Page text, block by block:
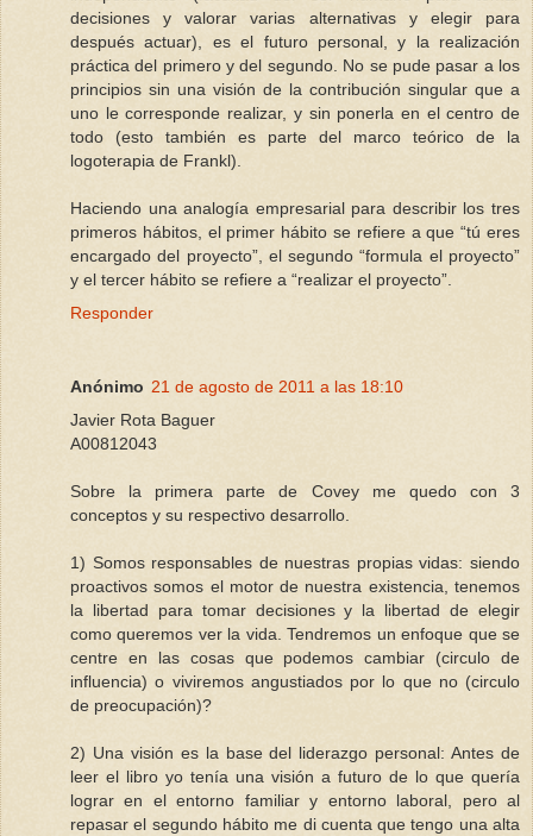
decisiones y valorar varias alternativas y elegir para
después actuar), es el futuro personal, y la realización
práctica del primero y del segundo. No se pude pasar a los
principios sin una visión de la contribución singular que a
uno le corresponde realizar, y sin ponerla en el centro de
todo (esto también es parte del marco teórico de la
logoterapia de Frankl).
Haciendo una analogía empresarial para describir los tres
primeros hábitos, el primer hábito se refiere a que “tú eres
encargado del proyecto”, el segundo “formula el proyecto”
y el tercer hábito se refiere a “realizar el proyecto”.
Responder
Anónimo 21 de agosto de 2011 a las 18:10
Javier Rota Baguer
A00812043
Sobre la primera parte de Covey me quedo con 3
conceptos y su respectivo desarrollo.
1) Somos responsables de nuestras propias vidas: siendo
proactivos somos el motor de nuestra existencia, tenemos
la libertad para tomar decisiones y la libertad de elegir
como queremos ver la vida. Tendremos un enfoque que se
centre en las cosas que podemos cambiar (circulo de
influencia) o viviremos angustiados por lo que no (circulo
de preocupación)?
2) Una visión es la base del liderazgo personal: Antes de
leer el libro yo tenía una visión a futuro de lo que quería
lograr en el entorno familiar y entorno laboral, pero al
repasar el segundo hábito me di cuenta que tengo una alta